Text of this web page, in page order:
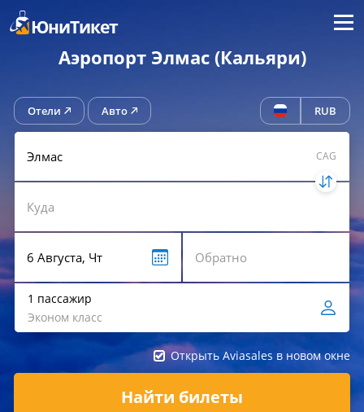
ЮниТикет Меню
Аэропорт Элмас (Кальяри)
Отели Авто RUB
CAG
1 пассажир
Эконом класс
Открыть Aviasales в новом окне
Найти билеты